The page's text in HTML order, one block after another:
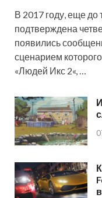
В 2017 году, еще до
подтверждена
появились
сценарием
«Людей Икс 2«, …